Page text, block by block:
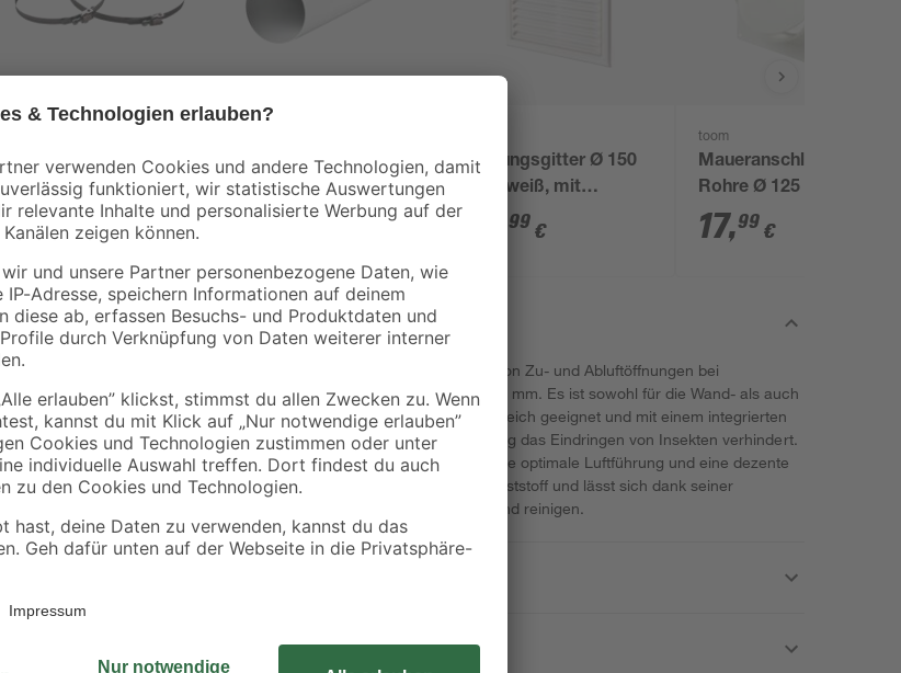
Schlauchschelle
Edelstahl Ø 110-130
mm
2,39 €
Lüftungsrohr Ø 125 x
1000 mm
13,99
Lüftungsgitter Ø 150
mm weiß, mit
Insektenschutzgitter
99 €
toom
Maueranschluss für
Rohre Ø 125 mm mit
Rückschlagklappe
17,99 €
Das weiße Lüftungsgitter dient zur Abdeckung von Zu- und Abluftöffnungen bei
Lüftungsrohren mit einem Durchmesser von 125 mm. Es ist sowohl für die Wand- als auch
für die Deckenmontage im Innen- und Außenbereich geeignet und mit einem integrierten
Insektenschutzgitter ausgestattet, das zuverlässig das Eindringen von Insekten verhindert.
Die schräggestellten Lamellen gewährleisten eine optimale Luftführung und eine dezente
Optik. Das Gitter besteht aus hochwertigem Kunststoff und lässt sich dank seiner
durchdachten Konstruktion einfach montieren und reinigen.